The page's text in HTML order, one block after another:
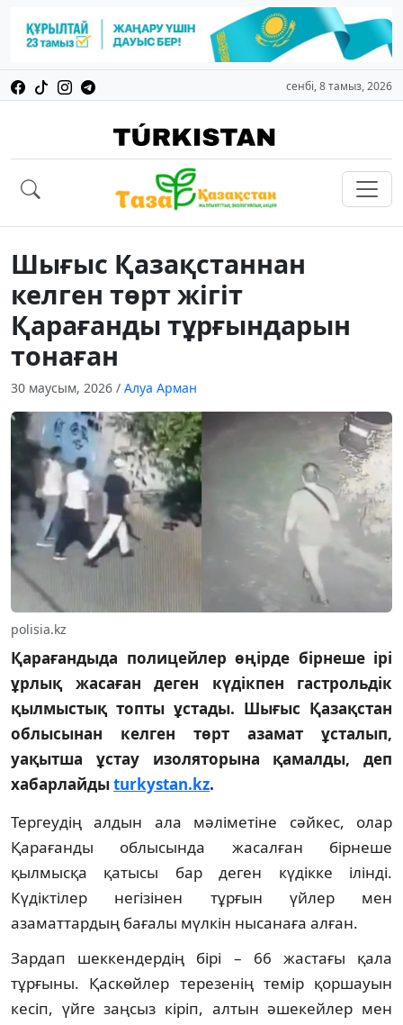
сенбі, 8 тамыз, 2026
Шығыс Қазақстаннан
келген төрт жігіт
Қарағанды тұрғындарын
тонаған
30 маусым, 2026 / Алуа Арман
polisia.kz
Қарағандыда полицейлер өңірде бірнеше ірі
ұрлық жасаған деген күдікпен гастрольдік
қылмыстық топты ұстады. Шығыс Қазақстан
облысынан келген төрт азамат ұсталып,
уақытша ұстау изоляторына қамалды, деп
хабарлайдыturkystan.kz.
Тергеудің алдын ала мәліметіне сәйкес, олар
Қарағанды облысында жасалған бірнеше
қылмысқа қатысы бар деген күдікке ілінді.
Күдіктілер негізінен тұрғын үйлер мен
азаматтардың бағалы мүлкін нысанаға алған.
Зардап шеккендердің бірі – 66 жастағы қала
тұрғыны. Қаскөйлер терезенің темір қоршауын
кесіп, үйге заңсыз кіріп, алтын әшекейлер мен